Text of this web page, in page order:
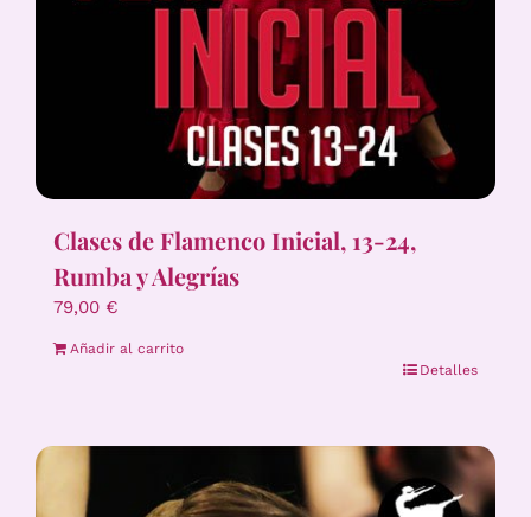
Clases de Flamenco Inicial, 13-24,
Rumba y Alegrías
79,00 €
Añadir al carrito
Detalles